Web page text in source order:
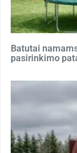
Batutai
pasirinkimo